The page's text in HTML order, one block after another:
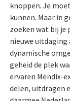
knoppen. Je
kunnen. Maar in
zoeken wat bij je
nieuwe uitdaging
dynamische
geheid de plek
ervaren Mendix-
delen, uitdragen